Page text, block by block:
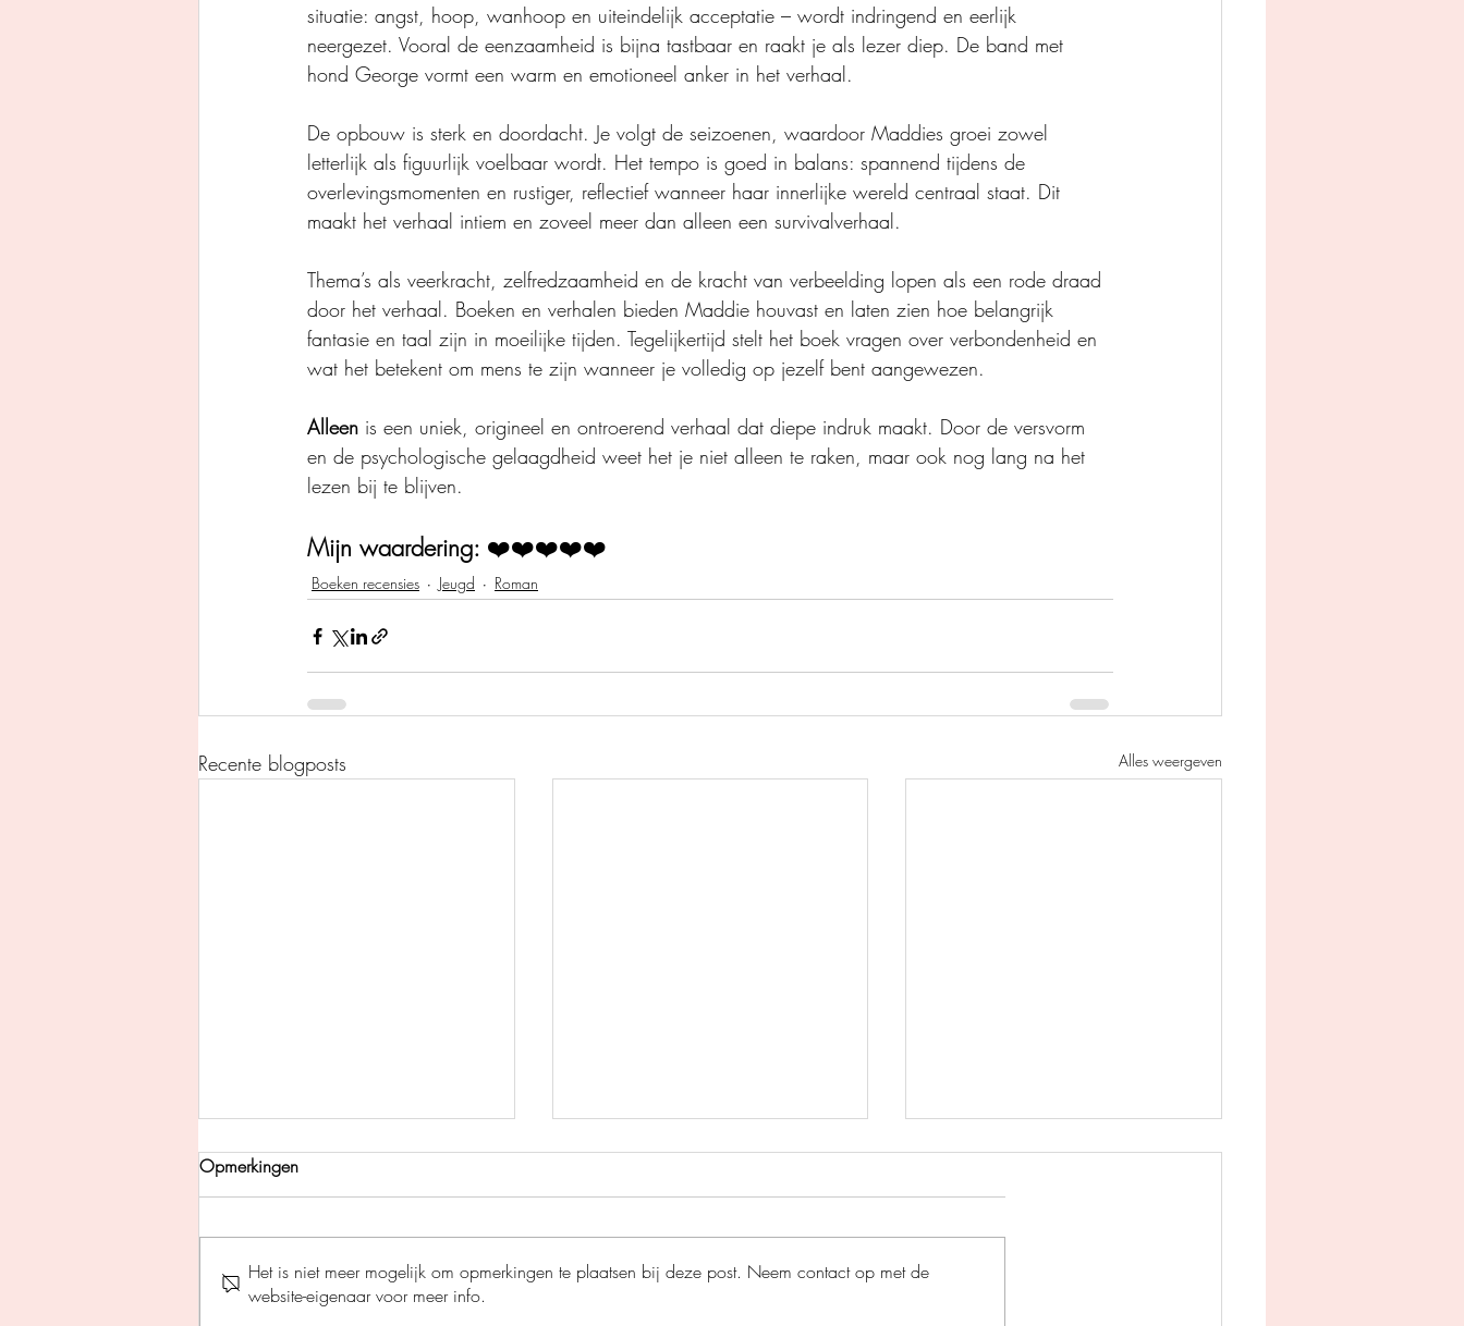
situatie: angst, hoop, wanhoop en uiteindelijk acceptatie – wordt indringend en eerlijk
neergezet. Vooral de eenzaamheid is bijna tastbaar en raakt je als lezer diep. De band met
hond George vormt een warm en emotioneel anker in het verhaal.
De opbouw is sterk en doordacht. Je volgt de seizoenen, waardoor Maddies groei zowel
letterlijk als figuurlijk voelbaar wordt. Het tempo is goed in balans: spannend tijdens de
overlevingsmomenten en rustiger, reflectief wanneer haar innerlijke wereld centraal staat. Dit
maakt het verhaal intiem en zoveel meer dan alleen een survivalverhaal.
Thema’s als veerkracht, zelfredzaamheid en de kracht van verbeelding lopen als een rode draad
door het verhaal. Boeken en verhalen bieden Maddie houvast en laten zien hoe belangrijk
fantasie en taal zijn in moeilijke tijden. Tegelijkertijd stelt het boek vragen over verbondenheid en
wat het betekent om mens te zijn wanneer je volledig op jezelf bent aangewezen.
Alleen is een uniek, origineel en ontroerend verhaal dat diepe indruk maakt. Door de versvorm
en de psychologische gelaagdheid weet het je niet alleen te raken, maar ook nog lang na het
lezen bij te blijven.
Mijn waardering: ❤️❤️❤️❤️❤️
Boeken recensies Jeugd Roman
Recente blogposts Alles weergeven
Opmerkingen
Het is niet meer mogelijk om opmerkingen te plaatsen bij deze post. Neem contact op met de
website-eigenaar voor meer info.